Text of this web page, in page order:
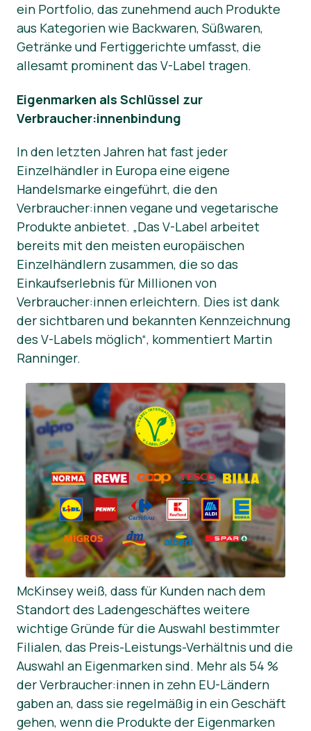
ein Portfolio, das zunehmend auch Produkte
aus Kategorien wie Backwaren, Süßwaren,
Getränke und Fertiggerichte umfasst, die
allesamt prominent das V-Label tragen.
Eigenmarken als Schlüssel zur
Verbraucher:innenbindung
In den letzten Jahren hat fast jeder
Einzelhändler in Europa eine eigene
Handelsmarke eingeführt, die den
Verbraucher:innen vegane und vegetarische
Produkte anbietet. „Das V-Label arbeitet
bereits mit den meisten europäischen
Einzelhändlern zusammen, die so das
Einkaufserlebnis für Millionen von
Verbraucher:innen erleichtern. Dies ist dank
der sichtbaren und bekannten Kennzeichnung
des V-Labels möglich“, kommentiert Martin
Ranninger.
McKinsey weiß, dass für Kunden nach dem
Standort des Ladengeschäftes weitere
wichtige Gründe für die Auswahl bestimmter
Filialen, das Preis-Leistungs-Verhältnis und die
Auswahl an Eigenmarken sind. Mehr als 54 %
der Verbraucher:innen in zehn EU-Ländern
gaben an, dass sie regelmäßig in ein Geschäft
gehen, wenn die Produkte der Eigenmarken